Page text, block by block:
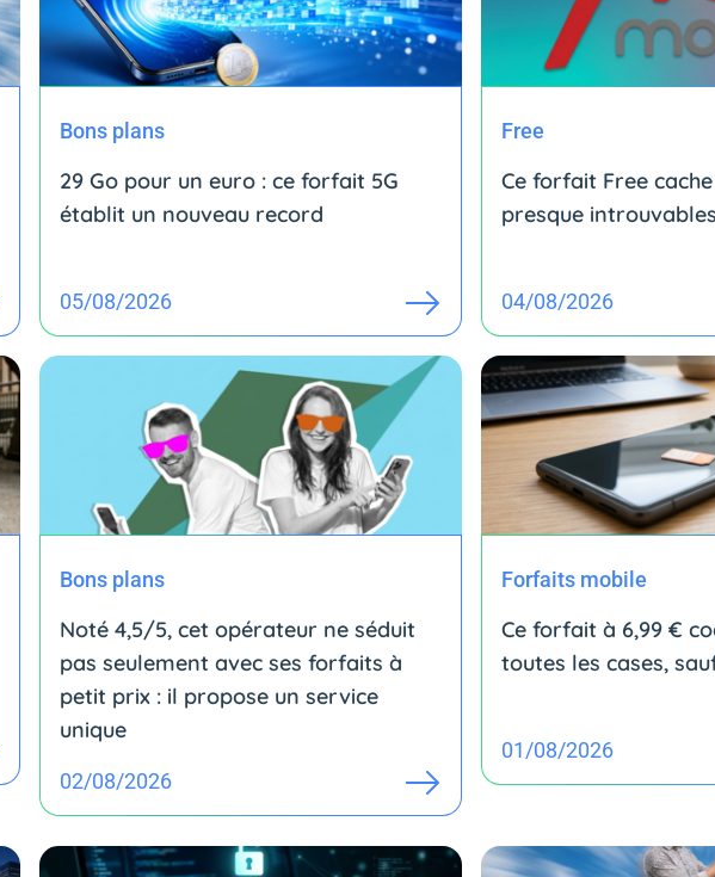
Bons plans
29 Go pour un euro : ce forfait 5G
établit un nouveau record
05/08/2026
Free
Ce forfait Free
presque
04/08/2026
Bons plans
Noté 4,5/5, cet opérateur ne séduit
pas seulement avec ses forfaits à
petit prix : il propose un service
unique
02/08/2026
Forfaits mobile
Ce forfait à 6,99 €
toutes les cases,
01/08/2026